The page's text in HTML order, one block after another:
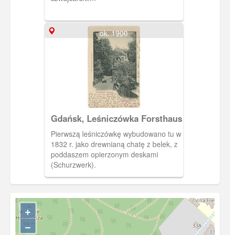
ok. 1900
Gdańsk, Leśniczówka Forsthaus
Pierwszą leśniczówkę wybudowano tu w
1832 r. jako drewnianą chatę z belek, z
poddaszem opierzonym deskami
(Schurzwerk).
+
−